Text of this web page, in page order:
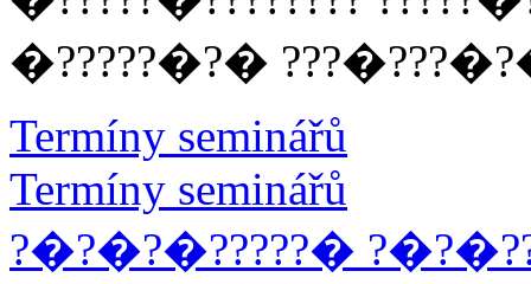
�?????�?�
Termíny seminářů
Termíny seminářů
?�?�?�?????�